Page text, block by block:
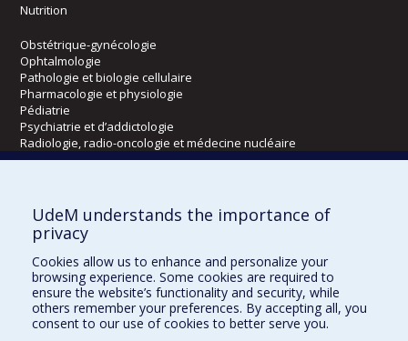
Nutrition
Obstétrique-gynécologie
Ophtalmologie
Pathologie et biologie cellulaire
Pharmacologie et physiologie
Pédiatrie
Psychiatrie et d’addictologie
Radiologie, radio-oncologie et médecine nucléaire
Écoles
Kinésiologie et des sciences de l’activité physique
Orthophonie et audiologie
Réadaptation
Directions
DPC
UdeM understands the importance of
privacy
Cookies allow us to enhance and personalize your
browsing experience. Some cookies are required to
ensure the website’s functionality and security, while
others remember your preferences. By accepting all, you
consent to our use of cookies to better serve you.